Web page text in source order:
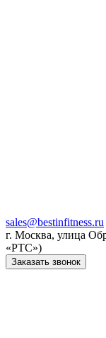
sales@bestinfitness.ru
г. Москва, улица
«РТС»)
Заказать звонок